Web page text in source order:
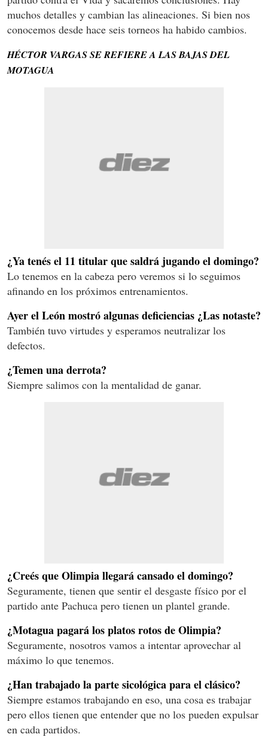
muchos detalles y cambian las alineaciones. Si bien nos
conocemos desde hace seis torneos ha habido cambios.
HÉCTOR VARGAS SE REFIERE A LAS BAJAS DEL
MOTAGUA
¿Ya tenés el 11 titular que saldrá jugando el domingo?
Lo tenemos en la cabeza pero veremos si lo seguimos
afinando en los próximos entrenamientos.
Ayer el León mostró algunas deficiencias ¿Las notaste?
También tuvo virtudes y esperamos neutralizar los
defectos.
¿Temen una derrota?
Siempre salimos con la mentalidad de ganar.
¿Creés que Olimpia llegará cansado el domingo?
Seguramente, tienen que sentir el desgaste físico por el
partido ante Pachuca pero tienen un plantel grande.
¿Motagua pagará los platos rotos de Olimpia?
Seguramente, nosotros vamos a intentar aprovechar al
máximo lo que tenemos.
¿Han trabajado la parte sicológica para el clásico?
Siempre estamos trabajando en eso, una cosa es trabajar
pero ellos tienen que entender que no los pueden expulsar
en cada partidos.